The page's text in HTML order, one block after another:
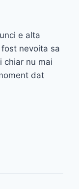
e alta
nevoita sa
chiar nu mai
dat